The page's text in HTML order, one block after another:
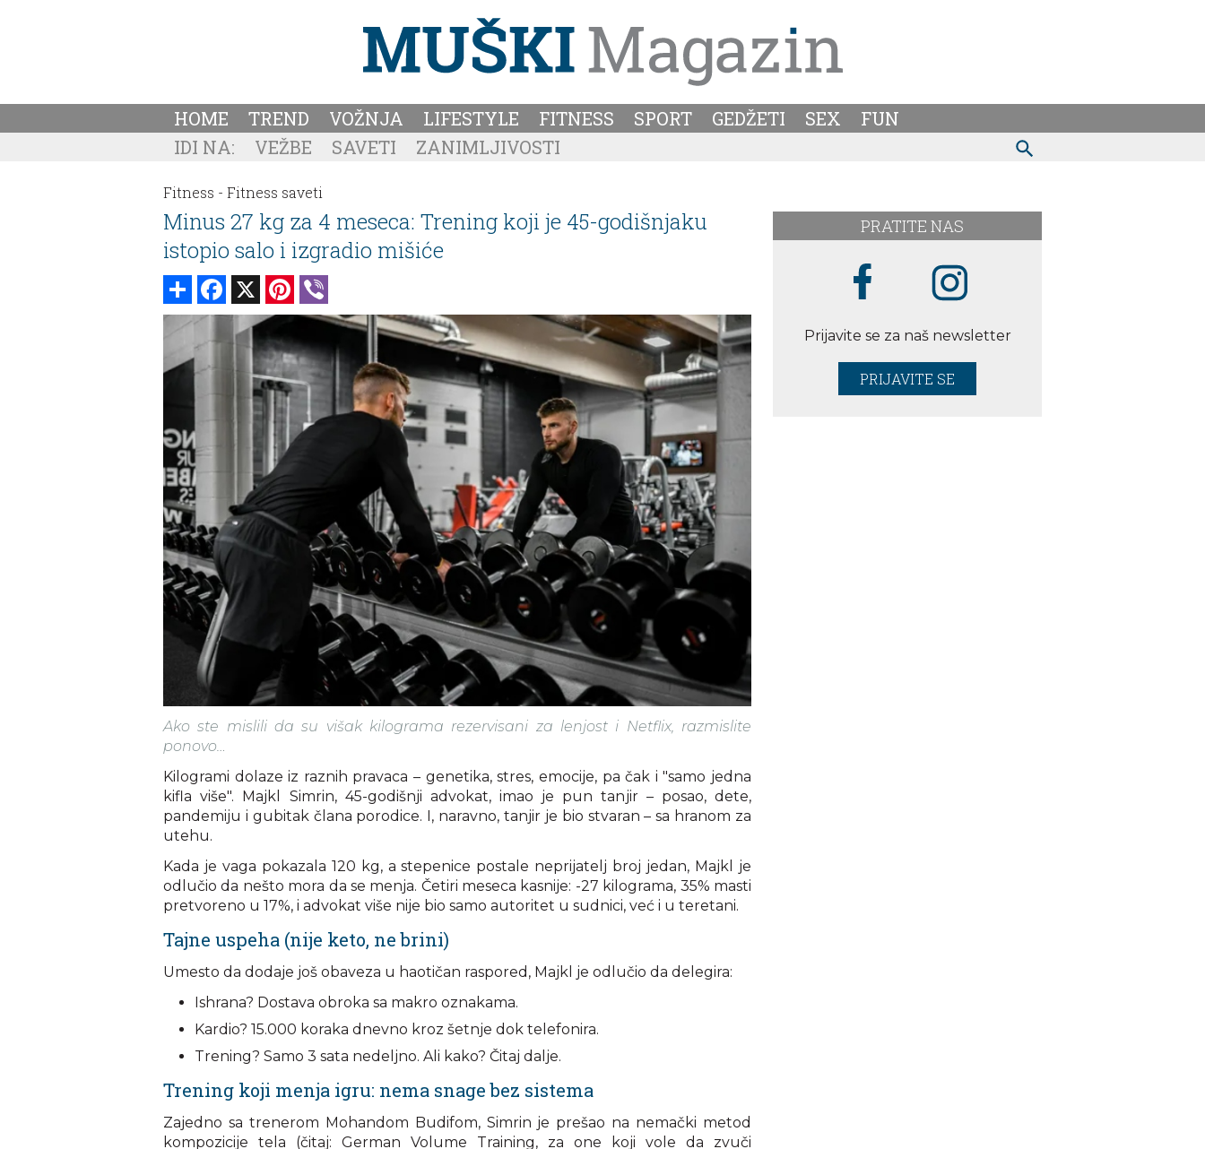
HOME TREND VOŽNJA LIFESTYLE FITNESS SPORT GEDŽETI SEX
FUN
IDI NA:
VEŽBE SAVETI ZANIMLJIVOSTI
Fitness - Fitness saveti
Minus 27 kg za 4 meseca: Trening koji je 45-godišnjaku
istopio salo i izgradio mišiće
Share Facebook Pinterest
Ako ste mislili da su višak kilograma rezervisani za lenjost i Netflix, razmislite
ponovo…
Kilogrami dolaze iz raznih pravaca – genetika, stres, emocije, pa čak i "samo jedna
kifla više". Majkl Simrin, 45-godišnji advokat, imao je pun tanjir – posao, dete,
pandemiju i gubitak člana porodice. I, naravno, tanjir je bio stvaran – sa hranom za
utehu.
Kada je vaga pokazala 120 kg, a stepenice postale neprijatelj broj jedan, Majkl je
odlučio da nešto mora da se menja. Četiri meseca kasnije: -27 kilograma, 35% masti
pretvoreno u 17%, i advokat više nije bio samo autoritet u sudnici, već i u teretani.
Tajne uspeha (nije keto, ne brini)
Umesto da dodaje još obaveza u haotičan raspored, Majkl je odlučio da delegira:
Ishrana? Dostava obroka sa makro oznakama.
Kardio? 15.000 koraka dnevno kroz šetnje dok telefonira.
Trening? Samo 3 sata nedeljno. Ali kako? Čitaj dalje.
Trening koji menja igru: nema snage bez sistema
Zajedno sa trenerom Mohandom Budifom, Simrin je prešao na nemački metod
kompozicije tela (čitaj: German Volume Training, za one koji vole da zvuči
PRATITE NAS
Prijavite se za naš newsletter
PRIJAVITE SE